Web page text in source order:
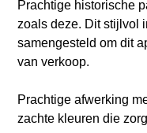
Prachtige historische
zoals deze. Dit stijlvol
samengesteld om dit
van verkoop.
Prachtige afwerking
zachte kleuren die